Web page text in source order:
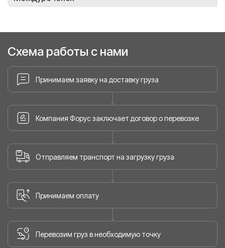
Схема работы с нами
Принимаем заявку на доставку груза
Компания Форус заключает договор о перевозке
Отправляем транспорт на загрузку груза
Принимаем оплату
Перевозим груз в необходимую точку